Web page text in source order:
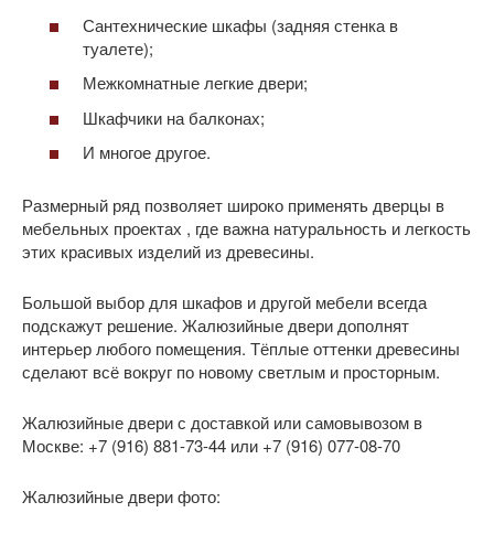
Сантехнические шкафы (задняя стенка в
туалете);
Межкомнатные легкие двери;
Шкафчики на балконах;
И многое другое.
Размерный ряд позволяет широко применять дверцы в
мебельных проектах , где важна натуральность и легкость
этих красивых изделий из древесины.
Большой выбор для шкафов и другой мебели всегда
подскажут решение. Жалюзийные двери дополнят
интерьер любого помещения. Тёплые оттенки древесины
сделают всё вокруг по новому светлым и просторным.
Жалюзийные двери с доставкой или самовывозом в
Москве: +7 (916) 881-73-44 или +7 (916) 077-08-70
Жалюзийные двери фото: